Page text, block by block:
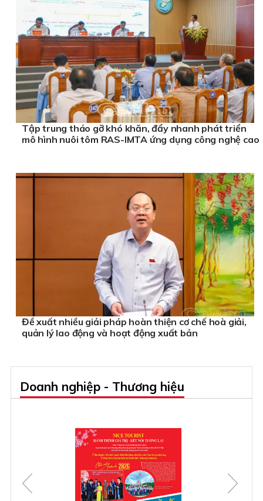
Tập trung tháo gỡ khó khăn, đẩy nhanh phát triển
mô hình nuôi tôm RAS-IMTA ứng dụng công nghệ cao
Đề xuất nhiều giải pháp hoàn thiện cơ chế hoà giải,
quản lý lao động và hoạt động xuất bản
Doanh nghiệp - Thương hiệu